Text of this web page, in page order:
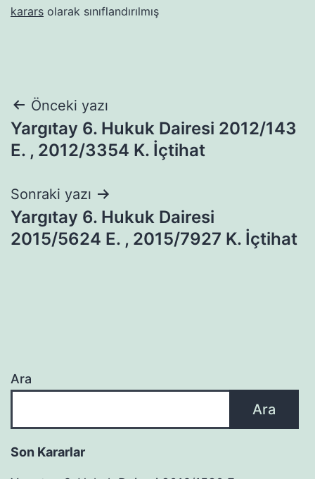
karars olarak sınıflandırılmış
Yazı
gezinmesi
Önceki yazı
Yargıtay 6. Hukuk Dairesi 2012/143
E. , 2012/3354 K. İçtihat
Sonraki yazı
Yargıtay 6. Hukuk Dairesi
2015/5624 E. , 2015/7927 K. İçtihat
Ara
Ara
Son Kararlar